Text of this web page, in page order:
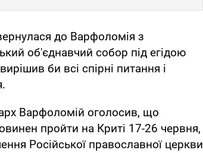
до Варфоломія з
об'єднавчий собор під егідою
би всі спірні питання і
Варфоломій оголосив, що
пройти на Криті 17-26 червня,
Російської православної церкви